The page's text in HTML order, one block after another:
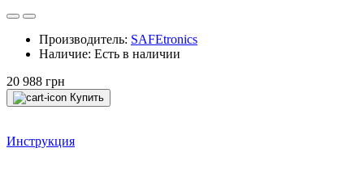
Производитель: SAFEtronics
Наличие: Есть в наличии
20 988 грн
Купить
Инструкция